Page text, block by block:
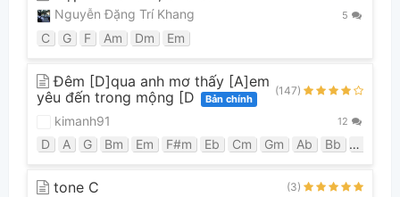
Nguyễn Đặng Trí Khang 5
C G F Am Dm Em
Đêm [D]qua anh mơ thấy [A]em
yêu đến trong mộng [D
Bản chính
(147)
kimanh91 12
D A G Bm Em F#m Eb Cm Gm Ab Bb Fm
tone C (3)